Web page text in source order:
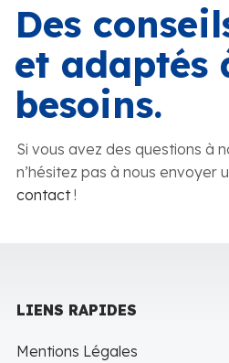
Des
et adaptés
besoins.
Si vous avez des questions à
n’hésitez pas à nous envoyer
contact!
LIENS RAPIDES
Mentions Légales